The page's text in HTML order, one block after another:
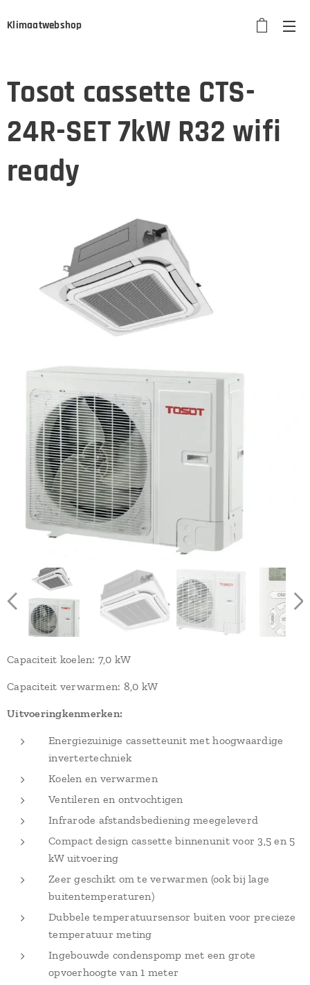
Klimaatwebshop
Tosot cassette CTS-
24R-SET 7kW R32 wifi
ready
Capaciteit koelen: 7,0 kW
Capaciteit verwarmen: 8,0 kW
Uitvoeringkenmerken:
Energiezuinige cassetteunit met hoogwaardige
invertertechniek
Koelen en verwarmen
Ventileren en ontvochtigen
Infrarode afstandsbediening meegeleverd
Compact design cassette binnenunit voor 3,5 en 5
kW uitvoering
Zeer geschikt om te verwarmen (ook bij lage
buitentemperaturen)
Dubbele temperatuursensor buiten voor precieze
temperatuur meting
Ingebouwde condenspomp met een grote
opvoerhoogte van 1 meter